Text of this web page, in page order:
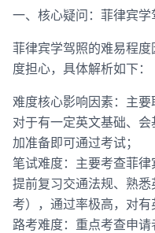
一、核心疑问：菲律宾学
菲律宾学驾照的难易程
度担心，具体解析如下：
难度核心影响因素：主要
对于有一定英文基础、
加准备即可通过考试；
笔试难度：主要考查菲
提前复习交通法规、熟
考），通过率极高，对有
路考难度：重点考查申